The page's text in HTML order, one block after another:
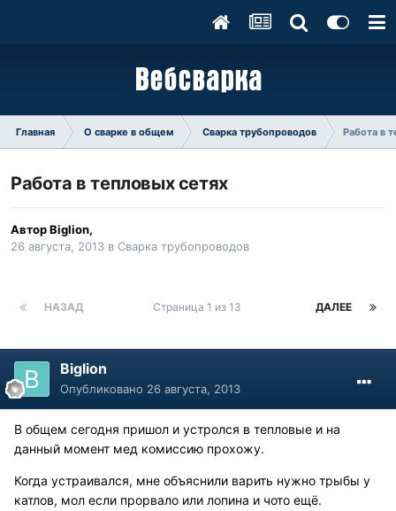
Главная О сварке в общем Сварка трубопроводов Работа в
Работа в тепловых сетях
АвторBiglion,
26 августа, 2013 в Сварка трубопроводов
НАЗАД ДАЛЕЕ
Страница 1 из 13
Biglion
Опубликовано 26 августа, 2013
В общем сегодня пришол и устролся в тепловые и на
данный момент мед комиссию прохожу.
Когда устраивался, мне объяснили варить нужно трыбы у
катлов, мол если прорвало или лопина и чото ещё.